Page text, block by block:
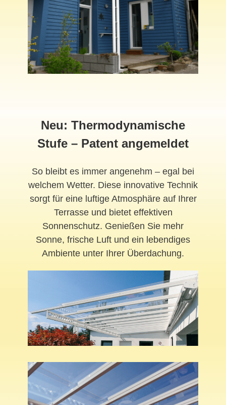
Neu: Thermodynamische
Stufe – Patent angemeldet
So bleibt es immer angenehm – egal bei
welchem Wetter. Diese innovative Technik
sorgt für eine luftige Atmosphäre auf Ihrer
Terrasse und bietet effektiven
Sonnenschutz. Genießen Sie mehr
Sonne, frische Luft und ein lebendiges
Ambiente unter Ihrer Überdachung.